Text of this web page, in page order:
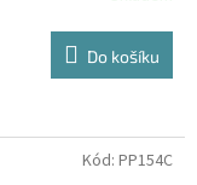
Do košíku
Kód: PP154C